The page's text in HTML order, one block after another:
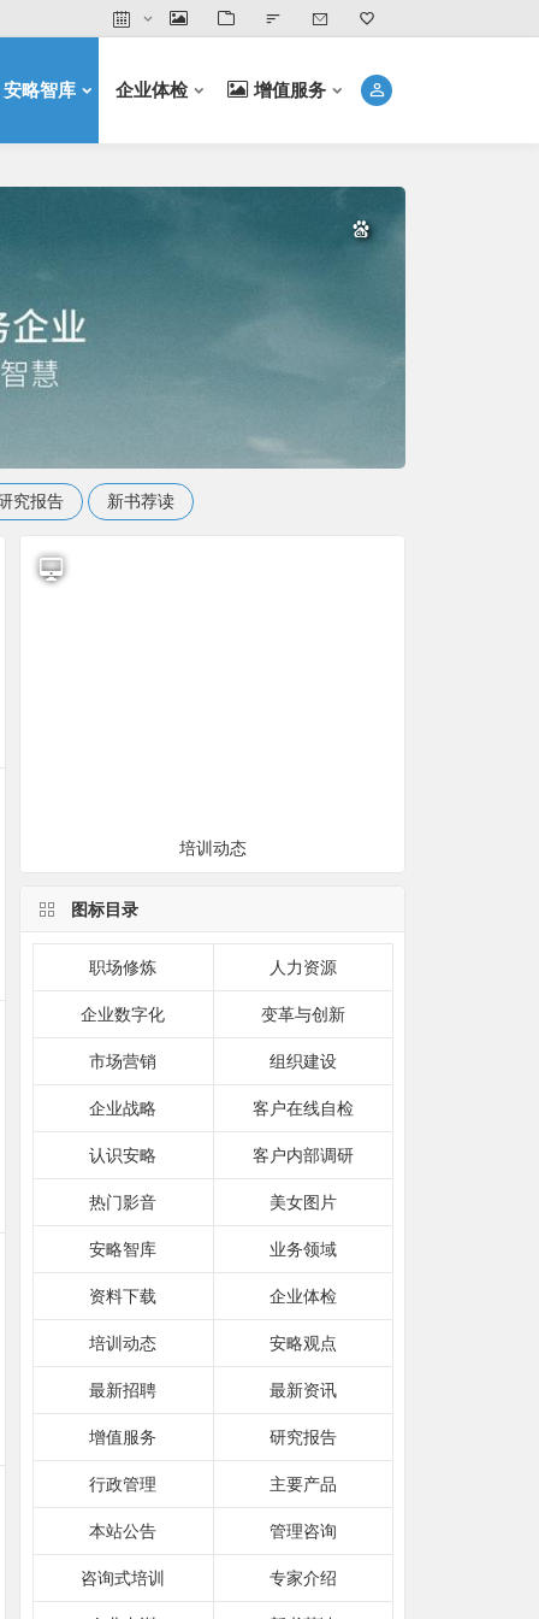
安略智库 企业体检 增值服务
究报告 新书荐读
培训动态
图标目录
职场修炼 人力资源
企业数字化 变革与创新
市场营销 组织建设
企业战略 客户在线自检
认识安略 客户内部调研
热门影音 美女图片
安略智库 业务领域
资料下载 企业体检
培训动态 安略观点
最新招聘 最新资讯
增值服务 研究报告
行政管理 主要产品
本站公告 管理咨询
咨询式培训 专家介绍